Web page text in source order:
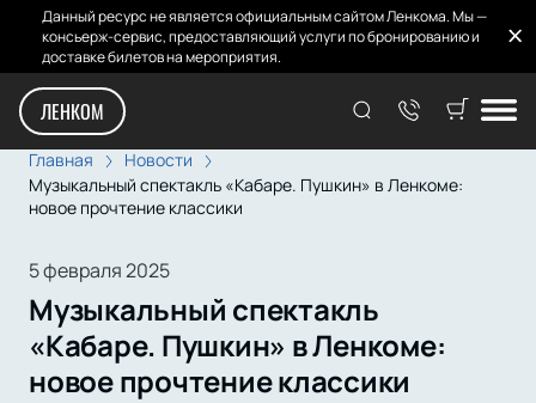
Данный ресурс не является официальным сайтом Ленкома. Мы —
консьерж-сервис, предоставляющий услуги по бронированию и
доставке билетов на мероприятия.
ЛЕНКОМ
Главная
Новости
Музыкальный спектакль «Кабаре. Пушкин» в Ленкоме:
новое прочтение классики
5 февраля 2025
Музыкальный спектакль
«Кабаре. Пушкин» в Ленкоме:
новое прочтение классики